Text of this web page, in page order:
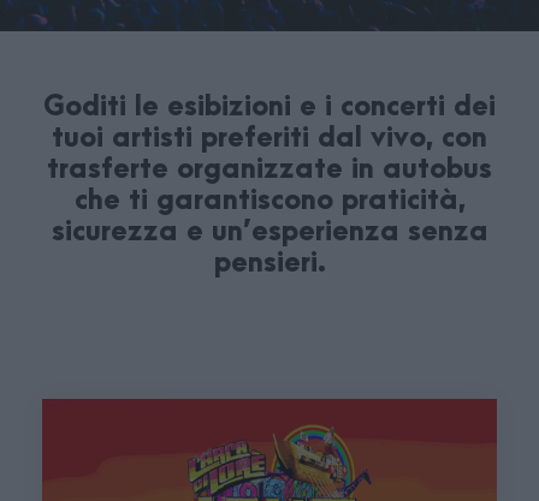
Goditi le esibizioni e i concerti dei
tuoi artisti preferiti dal vivo, con
trasferte organizzate in autobus
che ti garantiscono praticità,
sicurezza e un’esperienza senza
pensieri.